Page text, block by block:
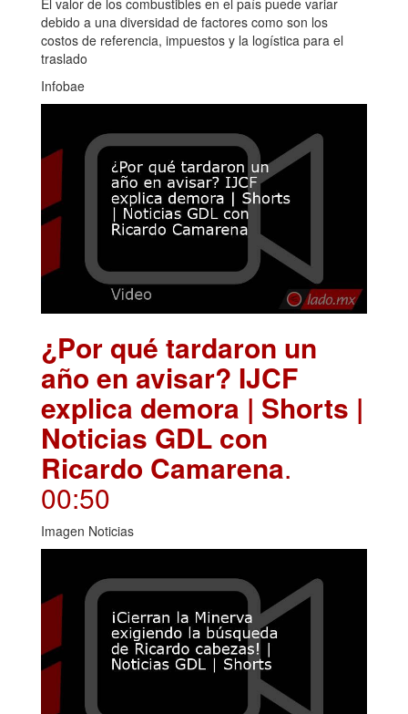
debido a una diversidad de factores como son los
costos de referencia, impuestos y la logística para el
traslado
Infobae
¿Por qué tardaron un
año en avisar? IJCF
explica demora | Shorts |
Noticias GDL con
Ricardo Camarena.
00:50
Imagen Noticias